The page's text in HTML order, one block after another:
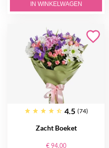
IN WINKELWAGEN
4.5 (74)
Zacht Boeket
€ 94.00